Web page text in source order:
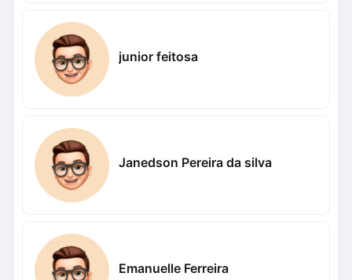
junior feitosa
Janedson Pereira da silva
Emanuelle Ferreira